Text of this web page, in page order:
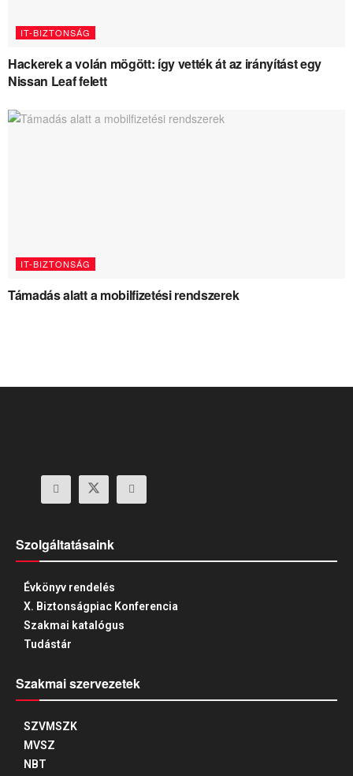
IT-BIZTONSÁG
Hackerek a volán mögött: így vették át az irányítást egy
Nissan Leaf felett
IT-BIZTONSÁG
Támadás alatt a mobilfizetési rendszerek
Szolgáltatásaink
Évkönyv rendelés
X. Biztonságpiac Konferencia
Szakmai katalógus
Tudástár
Szakmai szervezetek
SZVMSZK
MVSZ
NBT